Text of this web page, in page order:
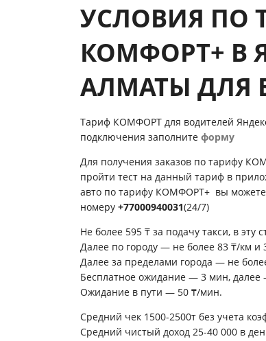
УСЛОВИЯ ПО
КОМФОРТ+ В
АЛМАТЫ ДЛЯ
Тариф КОМФОРТ для водителей
подключения заполните форму
Для получения заказов по тарифу
пройти тест на данный тариф в
авто по тарифу КОМФОРТ+ вы можете
номеру +77000940031(24/7)
Не более 595 ₸ за подачу такси, в эту
Далее по городу — не более 83 ₸/км и
Далее за пределами города — не
Бесплатное ожидание — 3 мин,
Ожидание в пути — 50 ₸/мин.
Средний чек 1500-2500т без учета
Средний чистый доход 25-40 000 в